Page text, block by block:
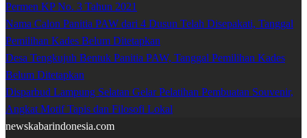
Permen KP No. 3 Tahun 2021
Nama Calon Panitia PAW dari 4 Dusun Telah Disepakati, Tanggal
Pemilihan Kades Belum Ditetapkan
Desa Tengkujuh Bentuk Panitia PAW, Tanggal Pemilihan Kades
Belum Ditetapkan
Disparbud Lampung Selatan Gelar Pelatihan Pembuatan Souvenir,
Angkat Motif Tapis dan Filosofi Lokal
newskabarindonesia.com